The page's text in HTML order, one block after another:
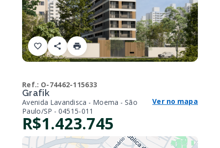
Ref.: O-74462-115633
Grafik
Avenida Lavandisca - Moema - São
Paulo/SP - 04515-011
Ver no mapa
R$1.423.745